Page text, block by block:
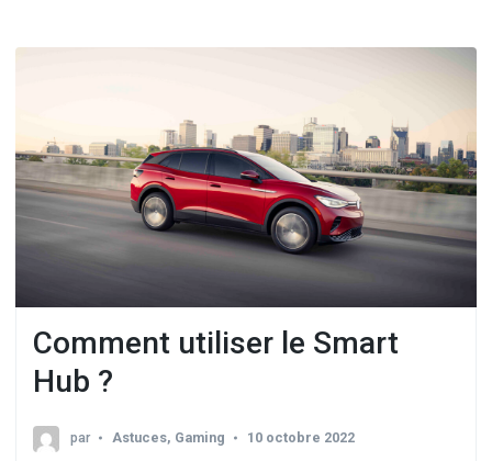
Comment utiliser le Smart
Hub ?
par Astuces, Gaming 10 octobre 2022